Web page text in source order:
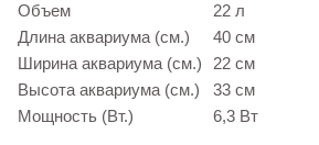
Объем
22 л
Длина аквариума (см.)
40 см
Ширина аквариума (см.)
22 см
Высота аквариума (см.)
33 см
Мощность (Вт.)
6,3 Вт